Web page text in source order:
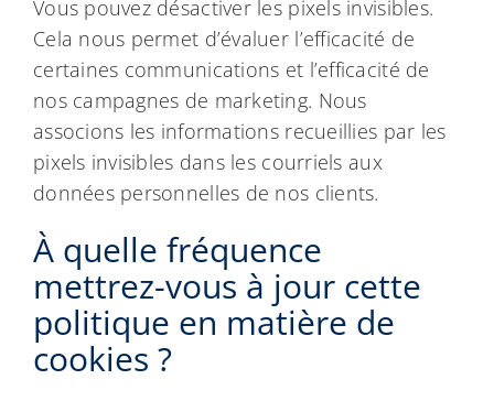
Vous pouvez désactiver les pixels invisibles.
Cela nous permet d’évaluer l’efficacité de
certaines communications et l’efficacité de
nos campagnes de marketing. Nous
associons les informations recueillies par les
pixels invisibles dans les courriels aux
données personnelles de nos clients.
À quelle fréquence
mettrez-vous à jour cette
politique en matière de
cookies ?